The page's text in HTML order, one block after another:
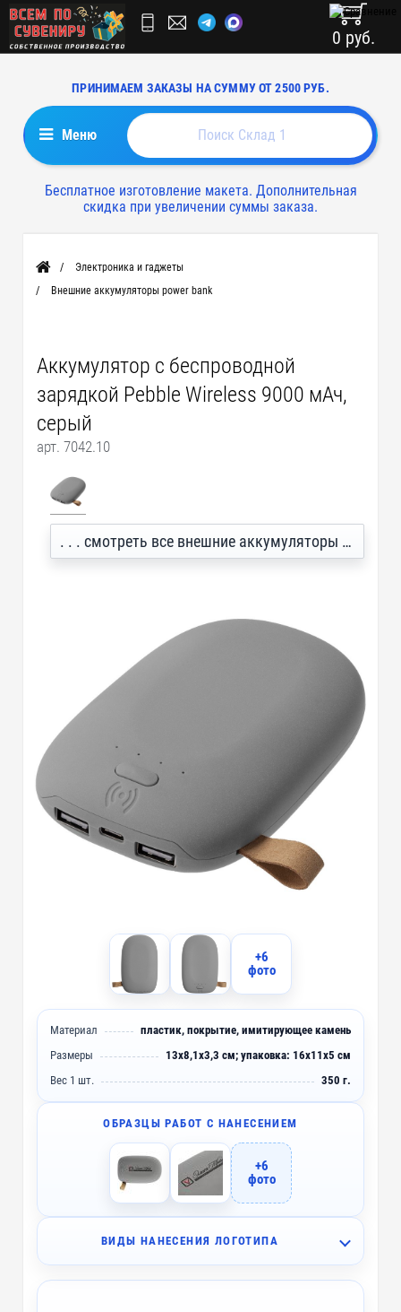
ПРИНИМАЕМ ЗАКАЗЫ НА СУММУ ОТ 2500 РУБ.
0 руб.
Меню
Бесплатное изготовление макета. Дополнительная
скидка при увеличении суммы заказа.
Главная
Электроника и гаджеты
Внешние аккумуляторы power bank
Аккумулятор с беспроводной
зарядкой Pebble Wireless 9000 мАч,
серый
арт. 7042.10
. . . смотреть все внешние аккумуляторы power bank с логотипом
+6
фото
Материал
пластик, покрытие, имитирующее камень
Размеры
13х8,1х3,3 см; упаковка: 16х11х5 см
Вес 1 шт.
350 г.
ВИДЫ НАНЕСЕНИЯ ЛОГОТИПА
A2 - Тампопечать (1 цвет) ~ 3 дня
ОБРАЗЦЫ РАБОТ С НАНЕСЕНИЕМ
+6
фото